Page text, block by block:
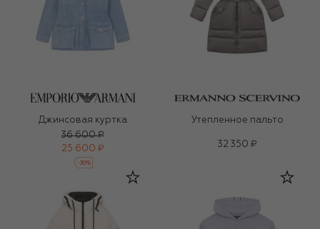
Джинсовая куртка
36 600 ₽
25 600 ₽
-30%
Утепленное пальто
32 350 ₽